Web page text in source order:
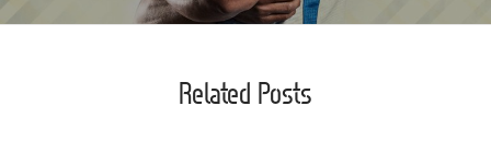
Related Posts